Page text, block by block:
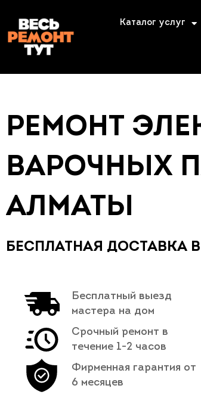
Каталог услуг
РЕМОНТ
ВАРОЧНЫХ
АЛМАТЫ
БЕСПЛАТНАЯ ДОСТАВКА
Бесплатный выезд
мастера на дом
Срочный ремонт в
течение 1-2 часов
Фирменная гарантия от
6 месяцев